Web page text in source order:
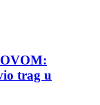
trag u